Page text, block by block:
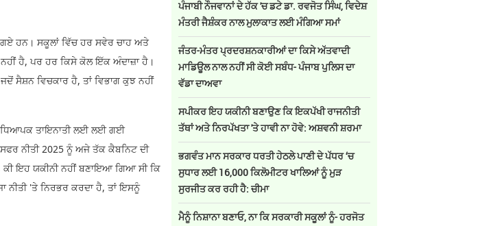
ਹਨ। ਸਕੂਲਾਂ ਵਿੱਚ ਹਰ ਸਵੇਰ ਚਾਹ ਅਤੇ
ਹੈ, ਪਰ ਹਰ ਕਿਸੇ ਕੋਲ ਇੱਕ ਅੰਦਾਜ਼ਾ ਹੈ।
ਸੈਸ਼ਨ ਵਿਚਕਾਰ ਹੈ, ਤਾਂ ਵਿਭਾਗ ਕੁਝ ਨਹੀਂ
ਤਾਇਨਾਤੀ ਲਈ ਲਈ ਗਈ
ਨੀਤੀ 2025 ਨੂੰ ਅਜੇ ਤੱਕ ਕੈਬਨਿਟ ਦੀ
ਕੀ ਇਹ ਯਕੀਨੀ ਨਹੀਂ ਬਣਾਇਆ ਗਿਆ ਸੀ ਕਿ
ਨੀਤੀ 'ਤੇ ਨਿਰਭਰ ਕਰਦਾ ਹੈ, ਤਾਂ ਇਸਨੂੰ
ਪੰਜਾਬੀ ਨੌਜਵਾਨਾਂ ਦੇ ਹੱਕ 'ਚ ਡਟੇ ਡਾ. ਰਵਜੋਤ ਸਿੰਘ, ਵਿਦੇਸ਼
ਮੰਤਰੀ ਜੈਸ਼ੰਕਰ ਨਾਲ ਮੁਲਾਕਾਤ ਲਈ ਮੰਗਿਆ ਸਮਾਂ
ਜੰਤਰ-ਮੰਤਰ ਪ੍ਰਦਰਸ਼ਨਕਾਰੀਆਂ ਦਾ ਕਿਸੇ ਅੱਤਵਾਦੀ
ਮਾਡਿਊਲ ਨਾਲ ਨਹੀਂ ਸੀ ਕੋਈ ਸਬੰਧ- ਪੰਜਾਬ ਪੁਲਿਸ ਦਾ
ਵੱਡਾ ਦਾਅਵਾ
ਸਪੀਕਰ ਇਹ ਯਕੀਨੀ ਬਣਾਉਣ ਕਿ ਇਕਪੱਖੀ ਰਾਜਨੀਤੀ
ਤੱਥਾਂ ਅਤੇ ਨਿਰਪੱਖਤਾ 'ਤੇ ਹਾਵੀ ਨਾ ਹੋਵੇ: ਅਸ਼ਵਨੀ ਸ਼ਰਮਾ
ਭਗਵੰਤ ਮਾਨ ਸਰਕਾਰ ਧਰਤੀ ਹੇਠਲੇ ਪਾਣੀ ਦੇ ਪੱਧਰ ‘ਚ
ਸੁਧਾਰ ਲਈ 16,000 ਕਿਲੋਮੀਟਰ ਖਾਲਿਆਂ ਨੂੰ ਮੁੜ
ਸੁਰਜੀਤ ਕਰ ਰਹੀ ਹੈ: ਚੀਮਾ
ਮੈਨੂੰ ਨਿਸ਼ਾਨਾ ਬਣਾਓ, ਨਾ ਕਿ ਸਰਕਾਰੀ ਸਕੂਲਾਂ ਨੂੰ- ਹਰਜੋਤ